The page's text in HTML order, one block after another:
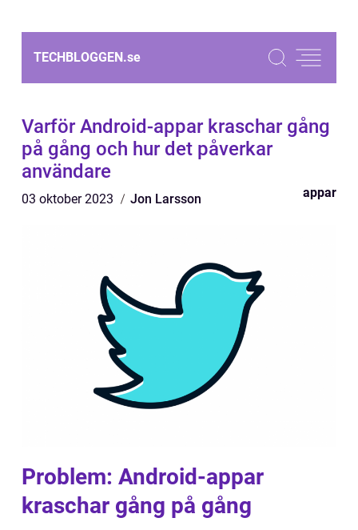
TECHBLOGGEN.se
Varför Android-appar kraschar gång
på gång och hur det påverkar
användare
03 oktober 2023 Jon Larsson appar
Problem: Android-appar
kraschar gång på gång